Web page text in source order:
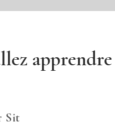
apprendre
Sit